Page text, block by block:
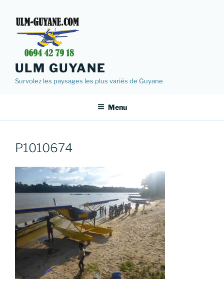
ULM GUYANE
Survolez les paysages les plus variés de Guyane
Menu
P1010674